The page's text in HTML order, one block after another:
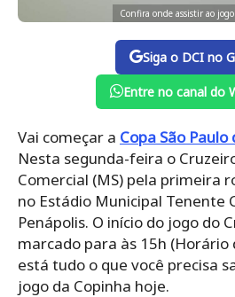
Confira onde assistir ao
Siga o DCI no
Entre no canal do
Vai começar a Copa São
Nesta segunda-feira o
Comercial (MS) pela primeira
no Estádio Municipal Tenente
Penápolis. O início do jogo do
marcado para às 15h (Horário
está tudo o que você precisa
jogo da Copinha hoje.